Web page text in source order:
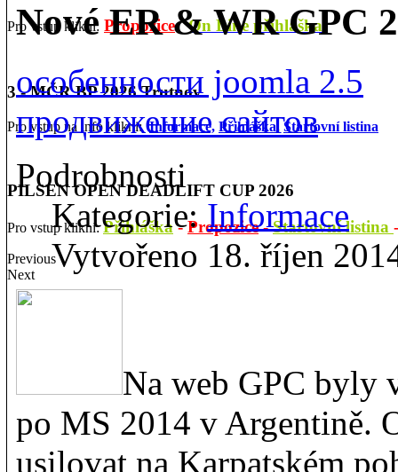
Pro vstup klikni: Propozice On Line přihláška
3 - MČR BP 2026 Trutnov
Pro vstup na info klikni: Informace, Přihláška , Startovní listina
PILSEN OPEN DEADLIFT CUP 2026
Pro vstup klikni:Přihláška-Propozice-Startovní listina
Previous
Next
Nové ER & WR GPC
особенности joomla 2.5
продвижение сайтов
Podrobnosti
Kategorie:Informace
Vytvořeno 18. říjen
Na web GPC byly
po MS 2014 v Argentině.
usilovat na Karpatském